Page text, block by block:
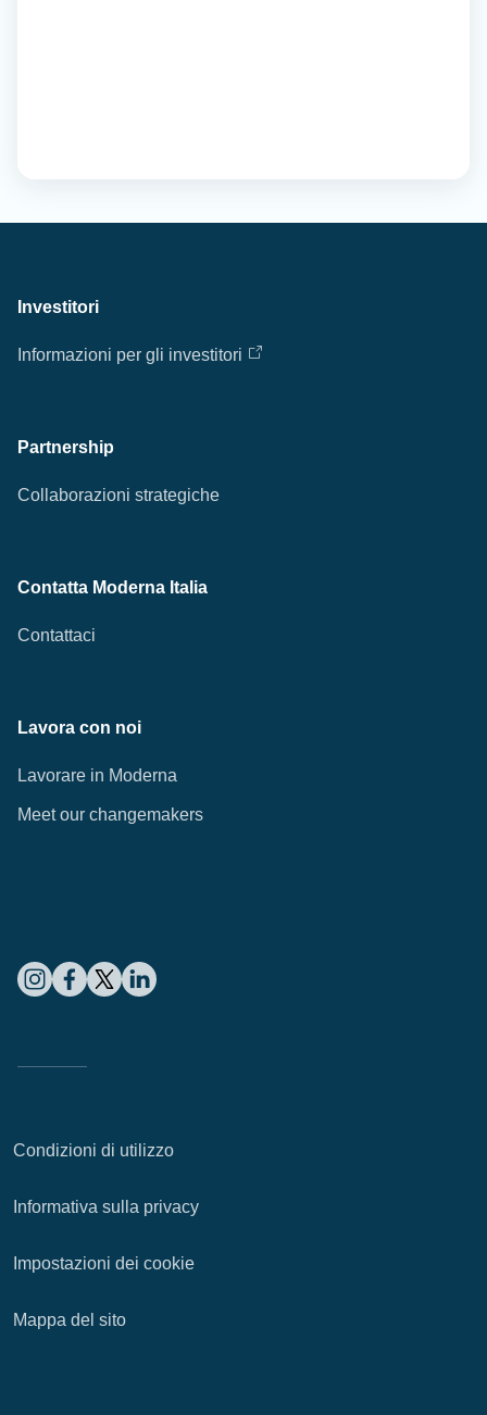
Investitori
Informazioni per gli investitori
Partnership
Collaborazioni strategiche
Contatta Moderna Italia
Contattaci
Lavora con noi
Lavorare in Moderna
Meet our changemakers
Condizioni di utilizzo
Informativa sulla privacy
Impostazioni dei cookie
Mappa del sito